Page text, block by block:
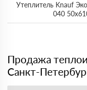
Утеплитель Knauf
040
Продажа
Санкт-